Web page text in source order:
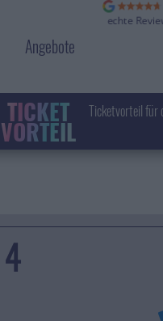
Angebote
TICKET
VORTEIL
Ticketvorteil für